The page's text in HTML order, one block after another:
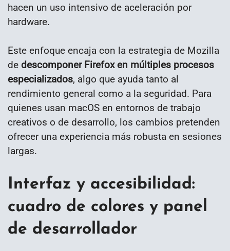
hacen un uso intensivo de aceleración por
hardware.
Este enfoque encaja con la estrategia de Mozilla
de descomponer Firefox en múltiples procesos
especializados, algo que ayuda tanto al
rendimiento general como a la seguridad. Para
quienes usan macOS en entornos de trabajo
creativos o de desarrollo, los cambios pretenden
ofrecer una experiencia más robusta en sesiones
largas.
Interfaz y accesibilidad:
cuadro de colores y panel
de desarrollador